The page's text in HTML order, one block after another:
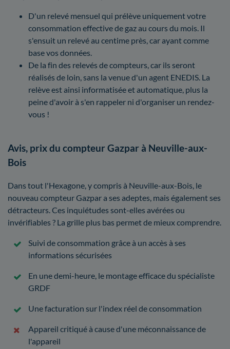
D'un relevé mensuel qui prélève uniquement votre
consommation effective de gaz au cours du mois. Il
s'ensuit un relevé au centime près, car ayant comme
base vos données.
De la fin des relevés de compteurs, car ils seront
réalisés de loin, sans la venue d'un agent ENEDIS. La
relève est ainsi informatisée et automatique, plus la
peine d'avoir à s'en rappeler ni d'organiser un rendez-
vous !
Avis, prix du compteur Gazpar à Neuville-aux-
Bois
Dans tout l'Hexagone, y compris à Neuville-aux-Bois, le
nouveau compteur Gazpar a ses adeptes, mais également ses
détracteurs. Ces inquiétudes sont-elles avérées ou
invérifiables ? La grille plus bas permet de mieux comprendre.
Suivi de consommation grâce à un accès à ses
informations sécurisées
En une demi-heure, le montage efficace du spécialiste
GRDF
Une facturation sur l'index réel de consommation
Appareil critiqué à cause d'une méconnaissance de
l'appareil